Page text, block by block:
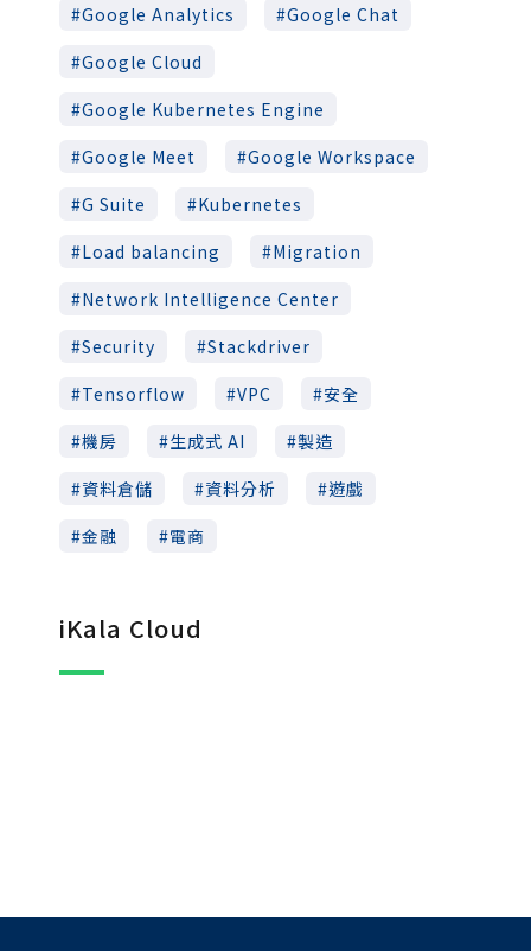
Google Analytics
Google Chat
Google Cloud
Google Kubernetes Engine
Google Meet
Google Workspace
G Suite
Kubernetes
Load balancing
Migration
Network Intelligence Center
Security
Stackdriver
Tensorflow
VPC
安全
機房
生成式 AI
製造
資料倉儲
資料分析
遊戲
金融
電商
iKala Cloud